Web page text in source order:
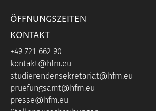
ÖFFNUNGSZEITEN
KONTAKT
+49 721 662 90
kontakt@hfm.eu
studierendensekretariat@hfm.eu
pruefungsamt@hfm.eu
presse@hfm.eu